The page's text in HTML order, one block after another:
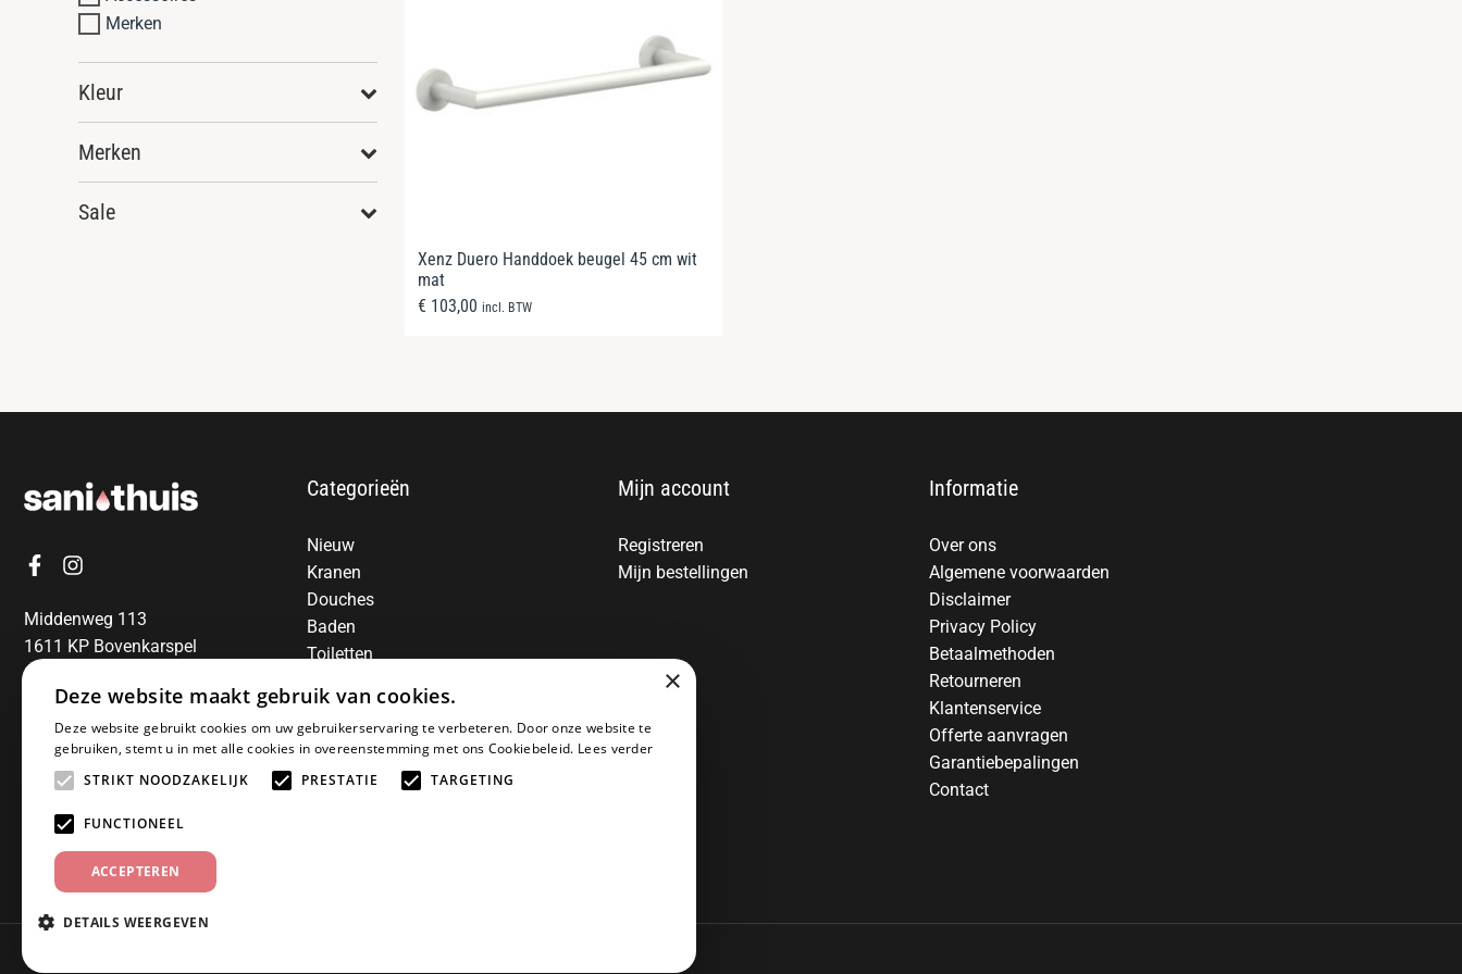
Merken
Kleur
Merken
Sale
Xenz Duero Handdoek beugel 45 cm wit
mat
€ 103,00 incl. BTW
Middenweg 113
1611 KP Bovenkarspel
06-13850797
Categorieën
Nieuw
Kranen
Douches
Baden
Toiletten
Spiegels
Wastafels
Badkamermeubelen
Accessoires
Mijn account
Registreren
Mijn bestellingen
Informatie
Over ons
Algemene voorwaarden
Disclaimer
Privacy Policy
Betaalmethoden
Retourneren
Klantenservice
Offerte aanvragen
Garantiebepalingen
Contact
© 2025 Sanithuis
×
Deze website maakt gebruik van cookies.
Deze website gebruikt cookies om uw gebruikerservaring te verbeteren. Door onze website te
gebruiken, stemt u in met alle cookies in overeenstemming met ons Cookiebeleid. Lees verder
STRIKT NOODZAKELIJK
PRESTATIE TARGETING
FUNCTIONEEL
ACCEPTEREN
DETAILS WEERGEVEN